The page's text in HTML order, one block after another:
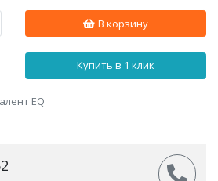
В корзину
Купить в 1 клик
EQ